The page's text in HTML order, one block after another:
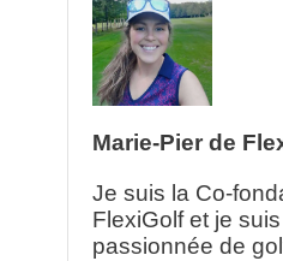
Marie-Pier de
Je suis la Co-
FlexiGolf et je
passionnée de